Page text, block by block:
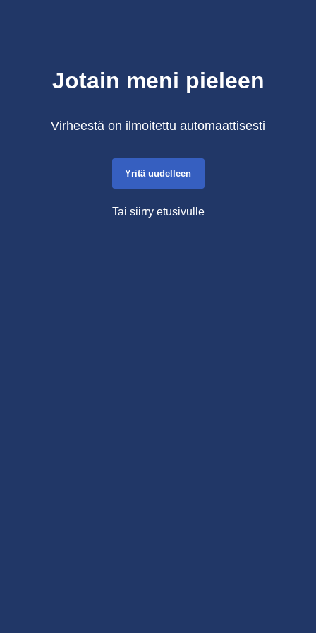
Jotain meni pieleen
Virheestä on ilmoitettu automaattisesti
Yritä uudelleen
Tai siirry etusivulle